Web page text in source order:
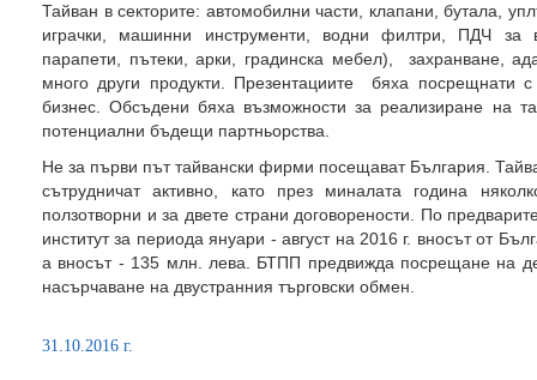
Тайван в секторите: автомобилни части, клапани, бутала,
играчки, машинни инструменти, водни филтри, ПДЧ
парапети, пътеки, арки, градинска мебел), захранване,
много други продукти. Презентациите бяха посрещнати
бизнес. Обсъдени бяха възможности за реализиране на
потенциални бъдещи партньорства.
Не за първи път тайвански фирми посещават България.
сътрудничат активно, като през миналата година
ползотворни и за двете страни договорености. По
институт за периода януари - август на 2016 г. вносът от
а вносът - 135 млн. лева. БТПП предвижда посрещане на
насърчаване на двустранния търговски обмен.
31.10.2016 г.